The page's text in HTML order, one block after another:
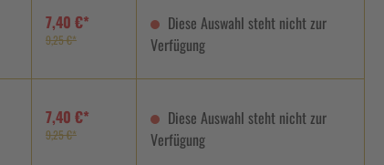
7,40 €*
9,25 €*
Diese Auswahl steht nicht zur
Verfügung
7,40 €*
9,25 €*
Diese Auswahl steht nicht zur
Verfügung